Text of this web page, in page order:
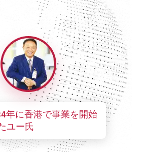
年に香港で事業を開始
ユー氏